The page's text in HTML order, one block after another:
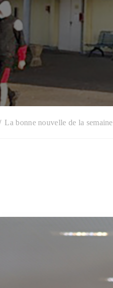
La bonne nouvelle de la semaine